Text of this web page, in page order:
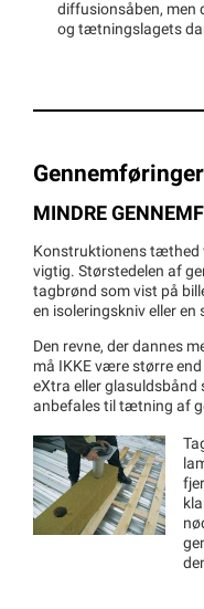
diffusionsåben, men
og tætningslagets
MINDRE
Konstruktionens tæthed
vigtig. Størstedelen af
tagbrønd som vist på
en isoleringskniv eller en
Den revne, der dannes
må IKKE være større
eXtra eller glasuldsbånd
anbefales til tætning af